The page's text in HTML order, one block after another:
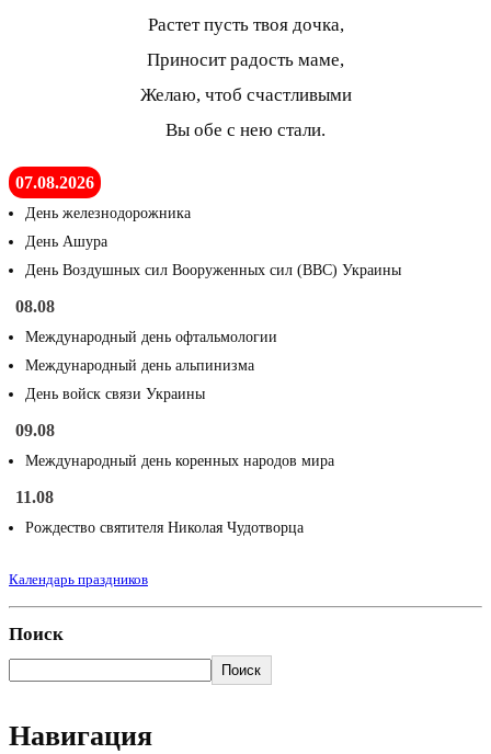
Растет пусть твоя дочка,
Приносит радость маме,
Желаю, чтоб счастливыми
Вы обе с нею стали.
07.08.2026
День железнодорожника
День Ашура
День Воздушных сил Вооруженных сил (ВВС) Украины
08.08
Международный день офтальмологии
Международный день альпинизма
День войск связи Украины
09.08
Международный день коренных народов мира
11.08
Рождество святителя Николая Чудотворца
Календарь праздников
Поиск
Поиск
Навигация